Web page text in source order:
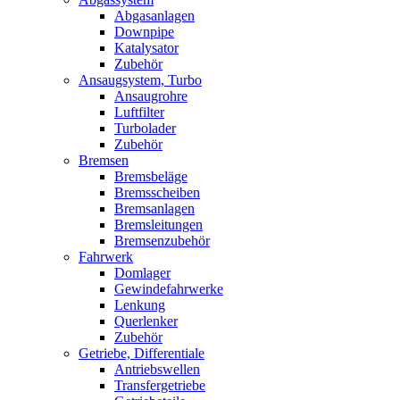
Abgasanlagen
Downpipe
Katalysator
Zubehör
Ansaugsystem, Turbo
Ansaugrohre
Luftfilter
Turbolader
Zubehör
Bremsen
Bremsbeläge
Bremsscheiben
Bremsanlagen
Bremsleitungen
Bremsenzubehör
Fahrwerk
Domlager
Gewindefahrwerke
Lenkung
Querlenker
Zubehör
Getriebe, Differentiale
Antriebswellen
Transfergetriebe